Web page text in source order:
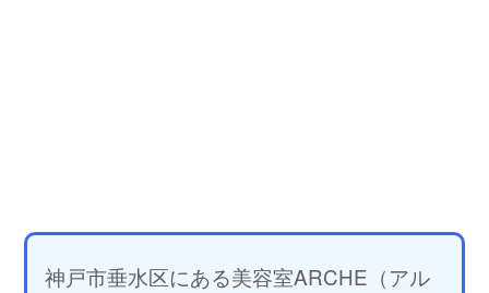
神戸市垂水区にある美容室ARCHE（アル